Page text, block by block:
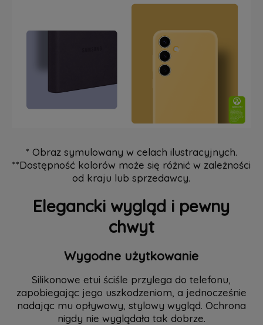
* Obraz symulowany w celach ilustracyjnych.
**Dostępność kolorów może się różnić w zależności
od kraju lub sprzedawcy.
Elegancki wygląd i pewny
chwyt
Wygodne użytkowanie
Silikonowe etui ściśle przylega do telefonu,
zapobiegając jego uszkodzeniom, a jednocześnie
nadając mu opływowy, stylowy wygląd. Ochrona
nigdy nie wyglądała tak dobrze.